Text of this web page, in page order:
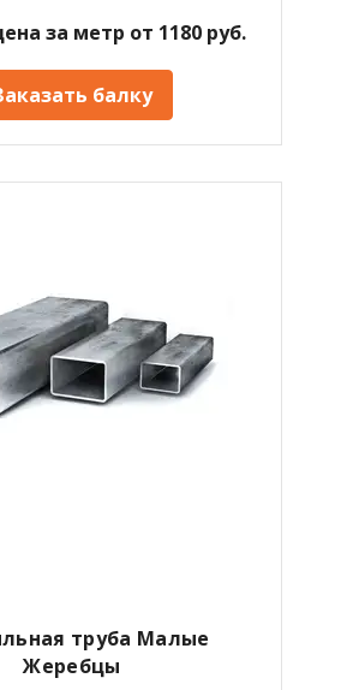
за метр от 1180 руб.
балку
труба Малые
Жеребцы